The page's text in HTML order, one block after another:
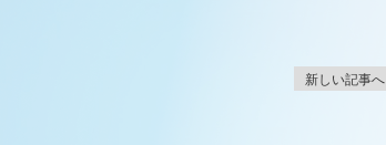
新しい記事へ